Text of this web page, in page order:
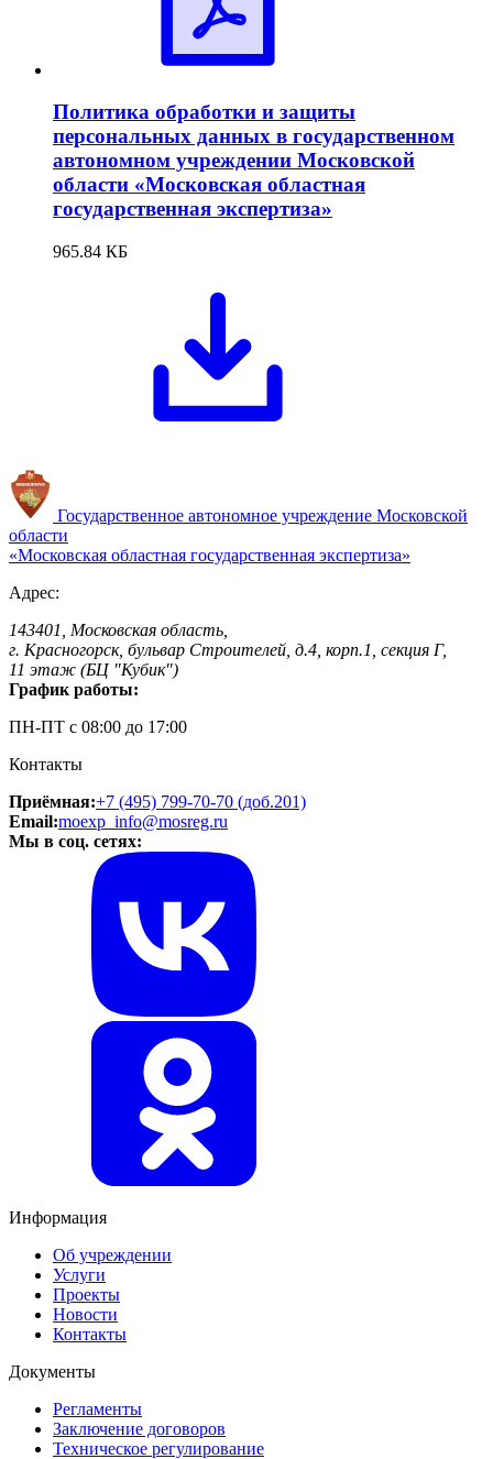
Политика обработки и защиты
персональных данных в государственном
автономном учреждении Московской
области «Московская областная
государственная экспертиза»
965.84 КБ
Государственное автономное учреждение Московской
области
«Московская областная государственная экспертиза»
Адрес:
143401, Московская область,
г. Красногорск, бульвар Строителей, д.4, корп.1, секция Г,
11 этаж (БЦ "Кубик")
График работы:
ПН-ПТ с 08:00 до 17:00
Контакты
Приёмная:+7 (495) 799-70-70 (доб.201)
Email:moexp_info@mosreg.ru
Мы в соц. сетях:
Информация
Об учреждении
Услуги
Проекты
Новости
Контакты
Документы
Регламенты
Заключение договоров
Техническое регулирование